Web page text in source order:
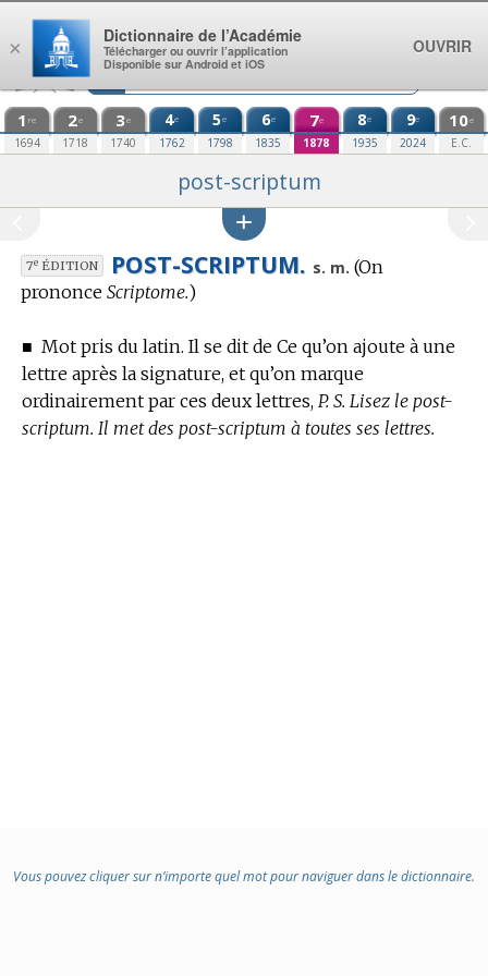
Aller au contenu
1 re
1694
2e
1718
3e
1740
4e
1762
5e
1798
6e
1835
7e
1878
8e
1935
9e
2024
10e
E.C.
post-scriptum
7eÉDITION POST-SCRIPTUM. s. m. (On
prononce Scriptome.)
■ Mot pris du latin. Il se dit de Ce qu’on ajoute à une
lettre après la signature, et qu’on marque
ordinairement par ces deux lettres, P. S. Lisez le post-
scriptum. Il met des post-scriptum à toutes ses lettres.
Vous pouvez cliquer sur n’importe quel mot pour naviguer dans le dictionnaire.
×
Dictionnaire de l’Académie
Télécharger ou ouvrir l’application
Disponible sur Android et iOS
OUVRIR